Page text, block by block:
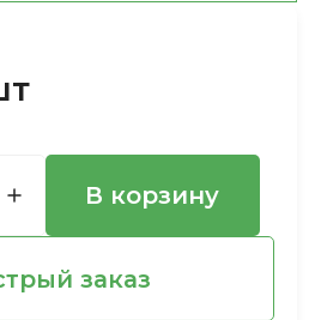
В корзину
заказ